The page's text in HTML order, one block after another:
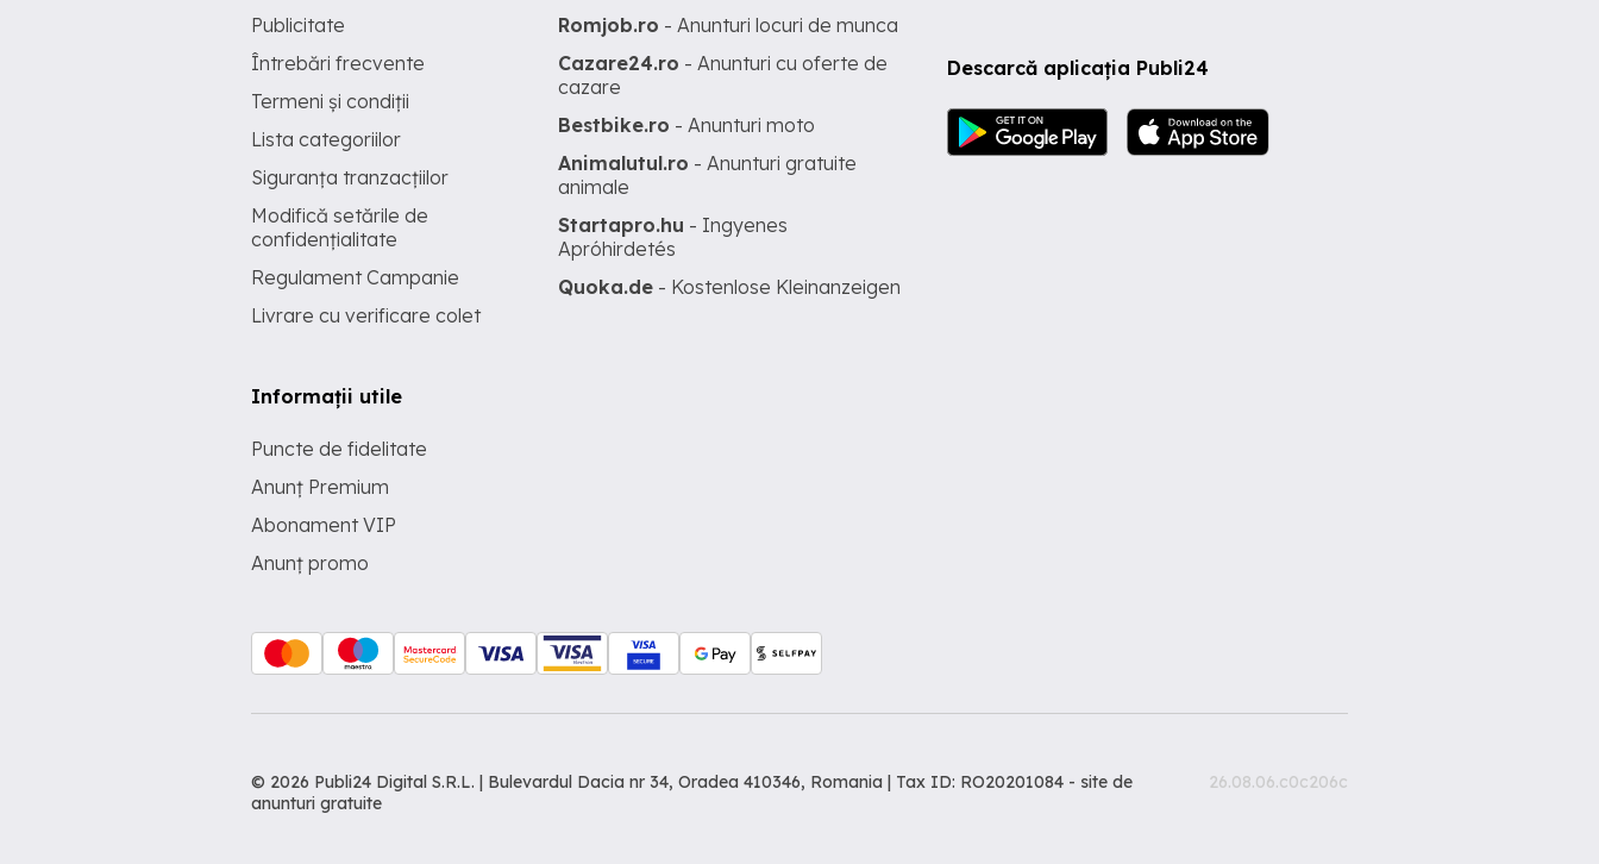
Descarcă aplicația Publi24
Publicitate
Întrebări frecvente
Termeni și condiții
Lista categoriilor
Siguranța tranzacțiilor
Modifică setările de
confidențialitate
Regulament Campanie
Livrare cu verificare colet
Informații utile
Puncte de fidelitate
Anunț Premium
Abonament VIP
Anunț promo
Romjob.ro - Anunturi locuri de munca
Cazare24.ro - Anunturi cu oferte de
cazare
Bestbike.ro - Anunturi moto
Animalutul.ro - Anunturi gratuite
animale
Startapro.hu - Ingyenes
Apróhirdetés
Quoka.de - Kostenlose Kleinanzeigen
© 2026 Publi24 Digital S.R.L. | Bulevardul Dacia nr 34, Oradea 410346, Romania | Tax ID: RO20201084 - site de
anunturi gratuite
26.08.06.c0c206c